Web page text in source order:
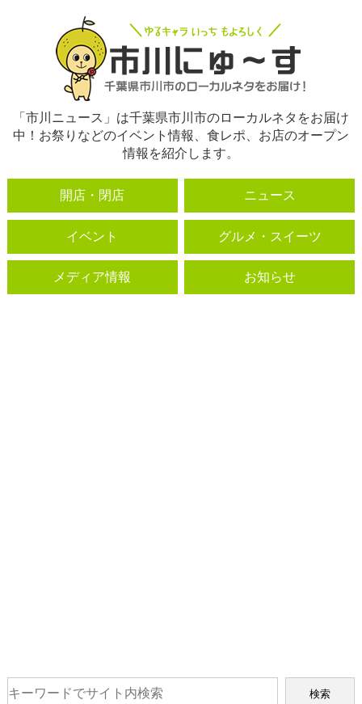
「市川ニュース」は千葉県市川市のローカルネタをお届け
中！お祭りなどのイベント情報、食レポ、お店のオープン
情報を紹介します。
開店・閉店 ニュース
イベント グルメ・スイーツ
メディア情報 お知らせ